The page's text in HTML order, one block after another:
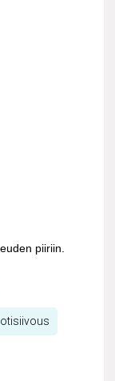
piiriin.